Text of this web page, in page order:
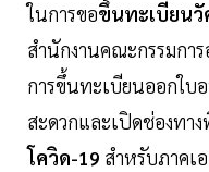
ในการขอขึ้นทะเบียน
สำนักงานคณะกรรมกา
การขึ้นทะเบียนออกใบ
สะดวกและเปิดช่องทา
โควิด-19 สำหรับภาคเ